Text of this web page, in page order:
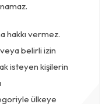
hakkı vermez.
belirli izin
isteyen kişilerin
ülkeye